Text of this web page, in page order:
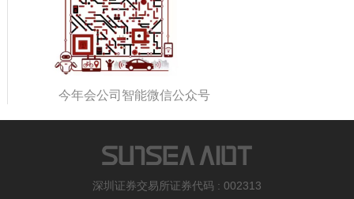
今年会公司智能微信公众号
深圳证券交易所证券代码 : 002313